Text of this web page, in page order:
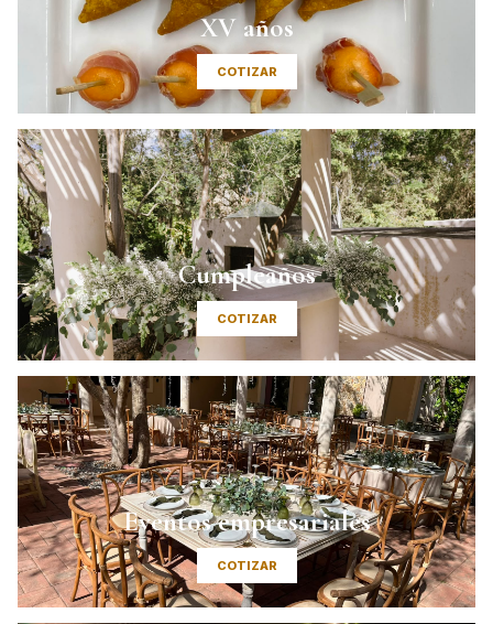
XV años
COTIZAR
Cumpleaños
COTIZAR
Eventos empresariales
COTIZAR